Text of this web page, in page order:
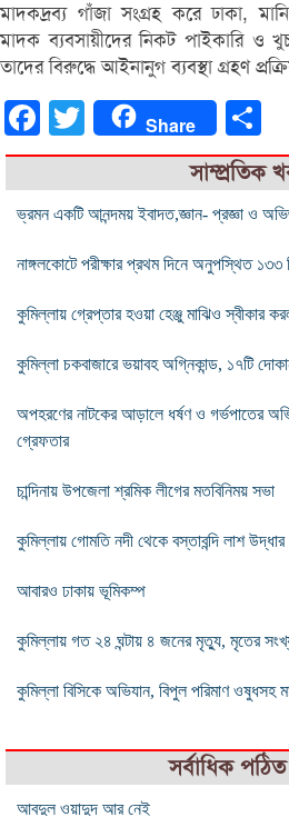
মাদকদ্রব্য গাঁজা সংগ্রহ করে ঢাকা,
মাদক ব্যবসায়ীদের নিকট পাইকারি ও
তাদের বিরুদ্ধে আইনানুগ ব্যবস্থা গ্রহণ
FacebookTwitter Share
সাম্প্রতিক
ভ্রমন একটি আনন্দময় ইবাদত,জ্ঞান- প্রজ্ঞা ও
নাঙ্গলকোটে পরীক্ষার প্রথম দিনে অনুপস্থিত ১৩৩
কুমিল্লায় গ্রেপ্তার হওয়া হেঞ্জু মাঝিও স্বীকার
কুমিল্লা চকবাজারে ভয়াবহ অগ্নিকান্ড, ১৭টি
অপহরণের নাটকের আড়ালে ধর্ষণ ও গর্ভপাতের
গ্রেফতার
চান্দিনায় উপজেলা শ্রমিক লীগের মতবিনিময় সভা
কুমিল্লায় গোমতি নদী থেকে বস্তাবন্দি লাশ উদ্ধার
আবারও ঢাকায় ভূমিকম্প
কুমিল্লায় গত ২৪ ঘন্টায় ৪ জনের মৃত্যু, মৃতের
কুমিল্লা বিসিকে অভিযান, বিপুল পরিমাণ ওষুধসহ
সর্বাধিক
আবদুল ওয়াদুদ আর নেই